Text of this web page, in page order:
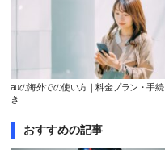
auの海外での使い方｜料金プラン・手続
き...
おすすめの記事